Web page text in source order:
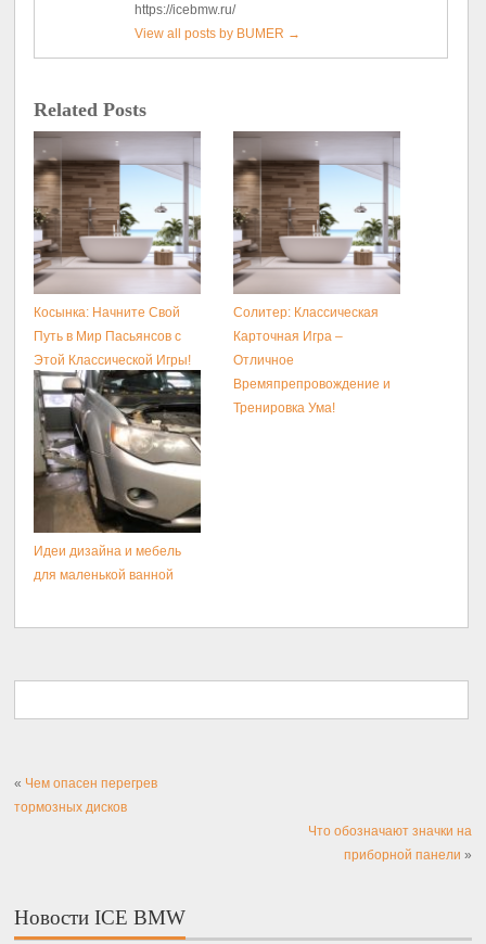
https://icebmw.ru/
View all posts by BUMER →
Related Posts
Косынка: Начните Свой
Путь в Мир Пасьянсов с
Этой Классической Игры!
Солитер: Классическая
Карточная Игра –
Отличное
Времяпрепровождение и
Тренировка Ума!
Идеи дизайна и мебель
для маленькой ванной
« Чем опасен перегрев
тормозных дисков
Что обозначают значки на
приборной панели »
Новости ICE BMW